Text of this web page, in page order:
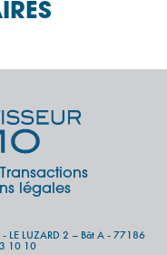
Transactions
légales
LE LUZARD 2 – Bât A - 77186
10 10